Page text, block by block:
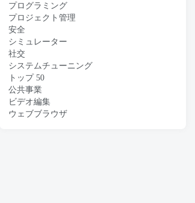
プログラミング
プロジェクト管理
安全
シミュレーター
社交
システムチューニング
トップ 50
公共事業
ビデオ編集
ウェブブラウザ